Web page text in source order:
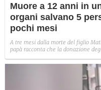
Muore a 12 anni in
organi salvano 5
pochi mesi
A tre mesi dalla morte del figlio
papà racconta che la donazione
hai trovato. E tu, piccolo